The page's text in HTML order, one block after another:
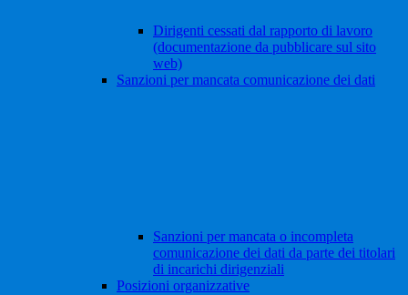
Dirigenti cessati dal rapporto di lavoro
(documentazione da pubblicare sul sito
web)
Sanzioni per mancata comunicazione dei dati
Sanzioni per mancata o incompleta
comunicazione dei dati da parte dei titolari
di incarichi dirigenziali
Posizioni organizzative